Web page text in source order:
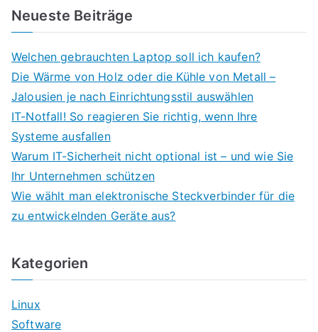
Neueste Beiträge
Welchen gebrauchten Laptop soll ich kaufen?
Die Wärme von Holz oder die Kühle von Metall –
Jalousien je nach Einrichtungsstil auswählen
IT-Notfall! So reagieren Sie richtig, wenn Ihre
Systeme ausfallen
Warum IT-Sicherheit nicht optional ist – und wie Sie
Ihr Unternehmen schützen
Wie wählt man elektronische Steckverbinder für die
zu entwickelnden Geräte aus?
Kategorien
Linux
Software